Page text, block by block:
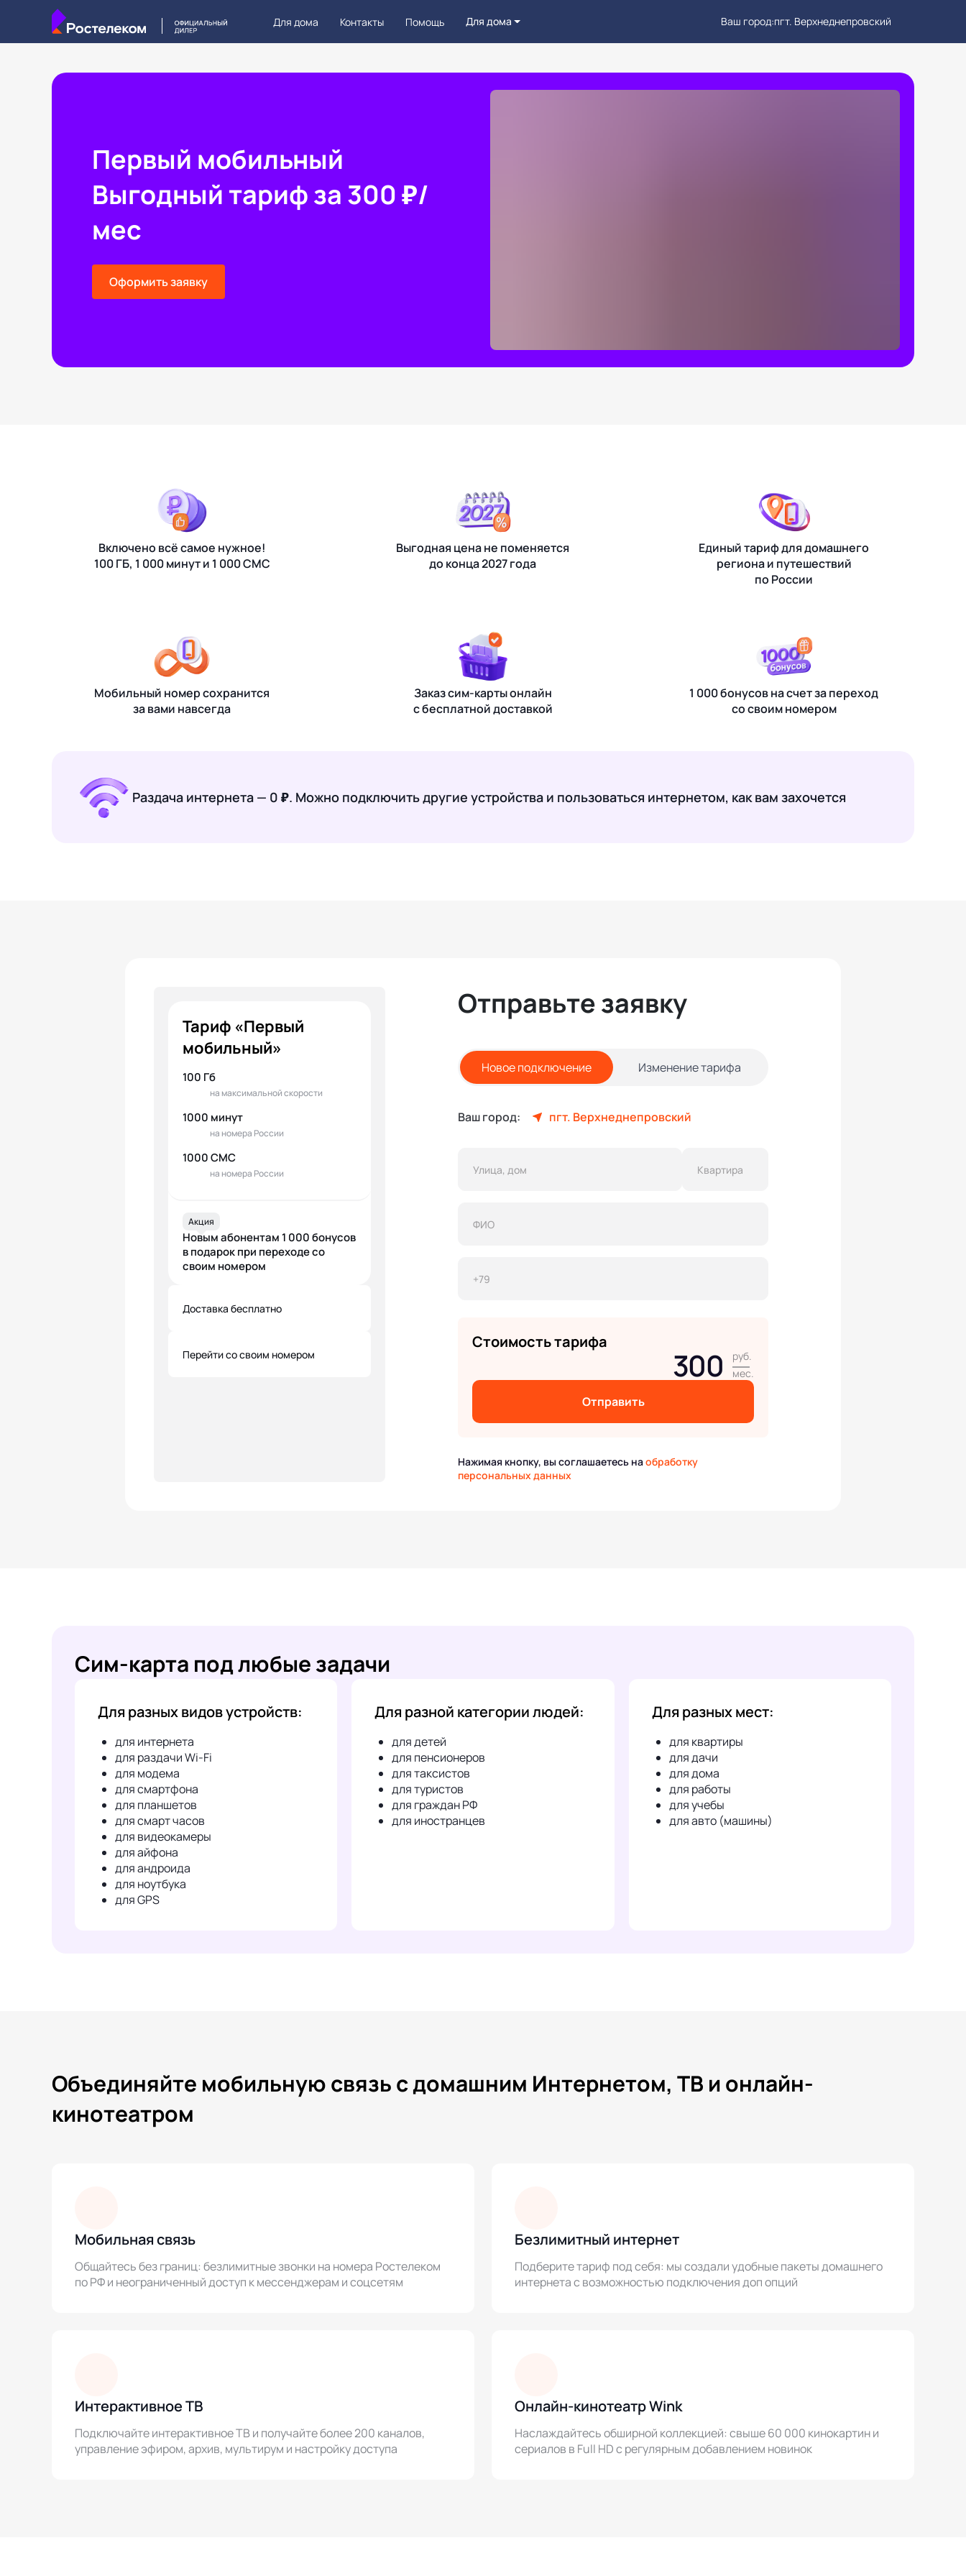
Для дома Контакты Помощь Для дома Ваш город:пгт. Верхнеднепровский
Первый мобильный
Выгодный тариф за 300 ₽/
мес
Оформить заявку
Включено всё самое нужное!
100 ГБ, 1 000 минут и 1 000 СМС
Выгодная цена не поменяется
до конца 2027 года
Единый тариф для домашнего
региона и путешествий
по России
Мобильный номер сохранится
за вами навсегда
Заказ сим-карты онлайн
с бесплатной доставкой
1 000 бонусов на счет за переход
со своим номером
Раздача интернета — 0 ₽. Можно подключить другие устройства и пользоваться интернетом, как вам захочется
Тариф «Первый
мобильный»
100 Гб
на максимальной скорости
1000 минут
на номера России
1000 СМС
на номера России
Акция
Новым абонентам 1 000 бонусов
в подарок при переходе со
своим номером
Доставка бесплатно
Перейти со своим номером
Отправьте заявку
Новое подключение Изменение тарифа
Ваш город: пгт. Верхнеднепровский
Стоимость тарифа
300
руб.
мес.
Отправить
Нажимая кнопку, вы соглашаетесь наобработку
персональных данных
Сим-карта под любые задачи
Для разных видов устройств:
для интернета
для раздачи Wi-Fi
для модема
для смартфона
для планшетов
для смарт часов
для видеокамеры
для айфона
для андроида
для ноутбука
для GPS
Для разной категории людей:
для детей
для пенсионеров
для таксистов
для туристов
для граждан РФ
для иностранцев
Для разных мест:
для квартиры
для дачи
для дома
для работы
для учебы
для авто (машины)
Объединяйте мобильную связь с домашним Интернетом, ТВ и онлайн-
кинотеатром
Мобильная связь
Общайтесь без границ: безлимитные звонки на номера Ростелеком
по РФ и неограниченный доступ к мессенджерам и соцсетям
Безлимитный интернет
Подберите тариф под себя: мы создали удобные пакеты домашнего
интернета с возможностью подключения доп опций
Интерактивное ТВ
Подключайте интерактивное ТВ и получайте более 200 каналов,
управление эфиром, архив, мультирум и настройку доступа
Онлайн-кинотеатр Wink
Наслаждайтесь обширной коллекцией: свыше 60 000 кинокартин и
сериалов в Full HD с регулярным добавлением новинок